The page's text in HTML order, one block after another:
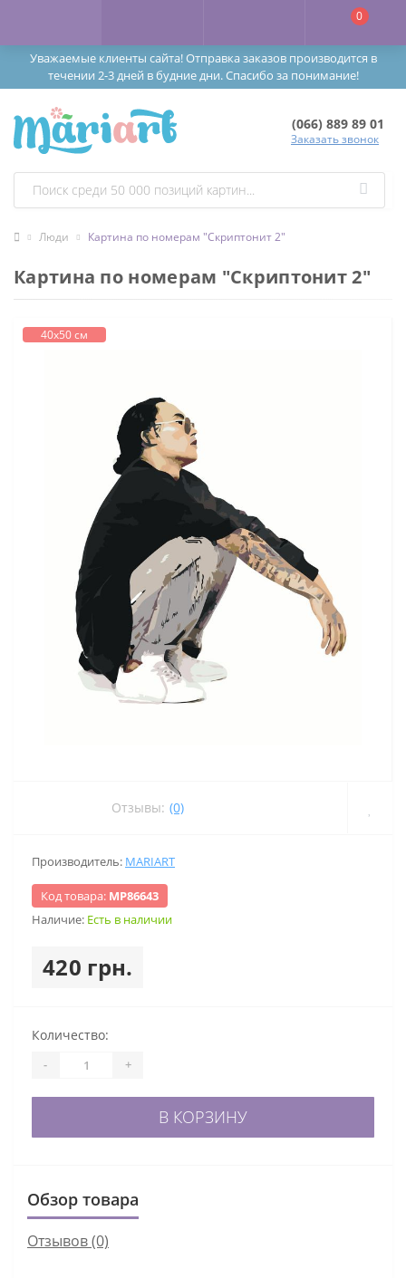
Уважаемые клиенты сайта! Отправка заказов производится в
течении 2-3 дней в будние дни. Спасибо за понимание!
0
(066) 889 89 01
Заказать звонок
Люди Картина по номерам "Скриптонит 2"
Картина по номерам "Скриптонит 2"
40х50 см
Отзывы: (0)
Производитель: MARIART
Код товара: МР86643
Наличие: Есть в наличии
420 грн.
Количество:
- +
В КОРЗИНУ
Обзор товара
Отзывов (0)